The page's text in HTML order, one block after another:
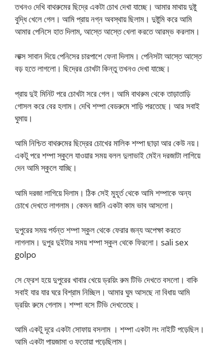
তখনও দেখি বাথরুমের ছিদ্রে একটা চোখ দেখা যাচ্ছে। আমার মাথায় দুষ্টু
বুদ্ধি খেলে গেল। আমি প্রায় নগ্ন অবস্থায় ছিলাম। দুষ্টুমি করে আমি
আমার পেনিসে হাত দিলাম, আস্তে আস্তে খেলা করতে আরম্ভ করলাম।
লাক্স সাবান দিয়ে পেনিসের চারপাশে ফেনা দিলাম। পেনিসটা আস্তে আস্তে
বড় হতে লাগলো। ছিদ্রের চোখটা কিন্তু তখনও দেখা যাচ্ছে।
প্রায় দুই মিনিট পরে চোখটা সরে গেল। আমি বাথরুম থেকে তাড়াতাড়ি
গোসল করে বের হলাম। দেখি শম্পা বেডরুমে শাড়ি পরতেছে। আর সবাই
ঘুমায়।
আমি নিশ্চিত বাথরুমের ছিদ্রের চোখের মালিক শম্পা ছাড়া আর কেউ নয়।
একটু পরে শম্পা স্কুলে যাওয়ার সময় বলল দুলাভাই মেইন দরজাটা লাগিয়ে
দেন আমি স্কুলে যাচ্ছি।
আমি দরজা লাগিয়ে দিলাম। ঠিক সেই মুহূর্ত থেকে আমি শম্পাকে অন্য
চোখে দেখতে লাগলাম। কেমন জানি একটা কাম ভাব আসলো।
দুপুরের সময় পর্যন্ত শম্পা স্কুল থেকে ফেরার জন্য অপেক্ষা করতে
লাগলাম। দুপুর দুইটার সময় শম্পা স্কুল থেকে ফিরলো। sali sex
golpo
সে ফ্রেশ হয়ে দুপুরের খাবার খেয়ে ড্রয়িং রুম টিভি দেখতে বসলো। বাকি
সবাই যার যার ঘরে বিশ্রাম নিচ্ছিল। আমার ঘুম আসছে না বিধায় আমি
ড্রয়িং রুমে গেলাম। শম্পা বসে টিভি দেখতেছে।
আমি একটু দূরে একটা সোফায় বসলাম । শম্পা একটা লং নাইটি পড়েছিল।
আমি একটা পায়জামা ও ফতোয়া পড়েছিলাম।